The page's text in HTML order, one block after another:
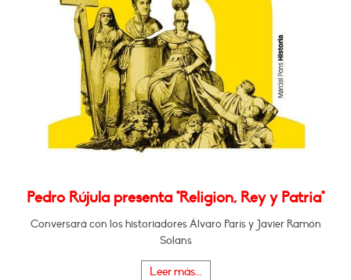
Pedro Rújula presenta "Religion, Rey y Patria"
Conversará con los historiadores Álvaro París y Javier Ramón
Solans
Leer más...